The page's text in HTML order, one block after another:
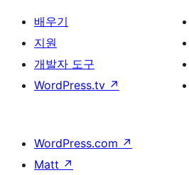
배우기
지원
개발자 도구
WordPress.tv ↗
WordPress.com ↗
Matt ↗